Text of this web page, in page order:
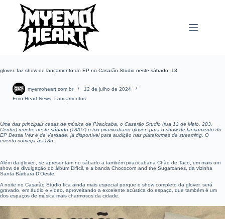
glover. faz show de lançamento do EP no Casarão Studio neste sábado, 13
myemoheart.com.br
12 de julho de 2024
Emo Heart News Lançamentos
Uma das principais casas de música de Piracicaba, o Casarão Studio (rua 13 de Maio, 283,
Centro) recebe neste sábado (13/07) o trio piracicabano glover. para o show de lançamento do
EP Dessa Vez é de Verdade, já disponível para audição nas plataformas de streaming. O
evento começa às 18h.
Além da glover., se apresentam no sábado a também piracicabana Chão de Taco, em mais um
show de divulgação do álbum Difícil, e a banda Chococorn and the Sugarcanes, da vizinha
Santa Bárbara D’Oeste.
A noite no Casarão Studio fica ainda mais especial porque o show completo da glover. será
gravado, em áudio e vídeo, aproveitando a excelente acústica do espaço, que também é um
dos espaços de música mais charmosos da cidade.